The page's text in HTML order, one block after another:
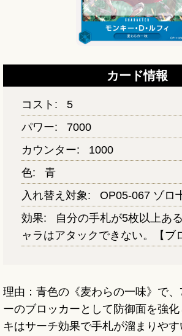
カード情報
コスト:
5
パワー:
7000
カウンター:
1000
色:
青
入れ替え対象:
OP05-067 ゾロ
効果:
自分の手札が5枚以上あ
ャラはアタックできない。【ブ
理由：青色の《麦わらの一味》で
ーのブロッカーとして防御面を強
キはサーチ効果で手札が溜まりや